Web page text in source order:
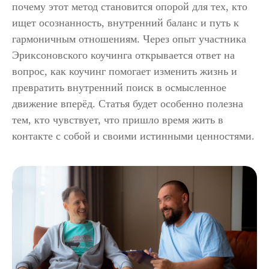
почему этот метод становится опорой для тех, кто
ищет осознанность, внутренний баланс и путь к
гармоничным отношениям. Через опыт участника
Эриксоновского коучинга открывается ответ на
вопрос, как коучинг помогает изменить жизнь и
превратить внутренний поиск в осмысленное
движение вперёд. Статья будет особенно полезна
тем, кто чувствует, что пришло время жить в
контакте с собой и своими истинными ценностями.